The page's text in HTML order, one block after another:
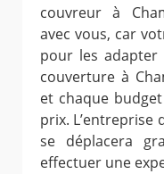
couvreur à
avec vous, car
pour les adapter
couverture à
et chaque
prix. L’entreprise
se déplacera
effectuer une